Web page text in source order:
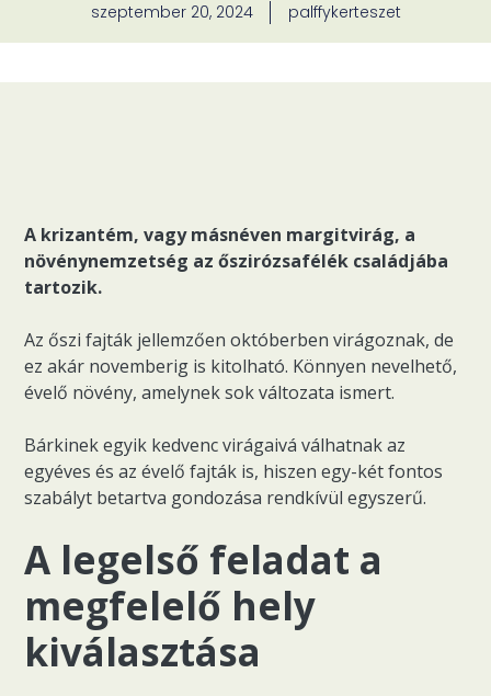
szeptember 20, 2024 palffykerteszet
A krizantém, vagy másnéven margitvirág, a
növénynemzetség az őszirózsafélék családjába
tartozik.
Az őszi fajták jellemzően októberben virágoznak, de
ez akár novemberig is kitolható. Könnyen nevelhető,
évelő növény, amelynek sok változata ismert.
Bárkinek egyik kedvenc virágaivá válhatnak az
egyéves és az évelő fajták is, hiszen egy-két fontos
szabályt betartva gondozása rendkívül egyszerű.
A legelső feladat a
megfelelő hely
kiválasztása